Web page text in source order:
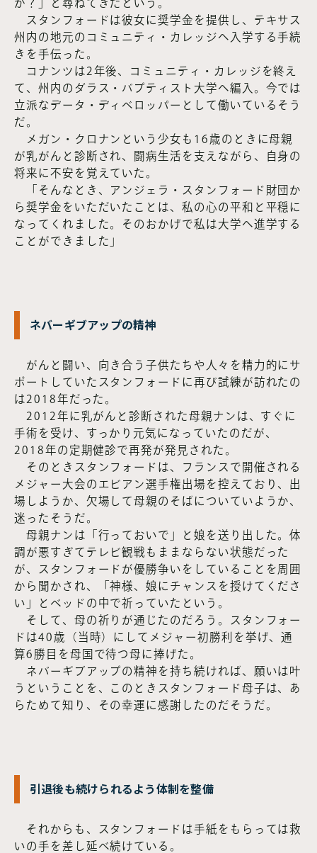
か？」と尋ねてきたという。
スタンフォードは彼女に奨学金を提供し、テキサス
州内の地元のコミュニティ・カレッジへ入学する手続
きを手伝った。
コナンツは2年後、コミュニティ・カレッジを終え
て、州内のダラス・バプティスト大学へ編入。今では
立派なデータ・ディベロッパーとして働いているそう
だ。
メガン・クロナンという少女も16歳のときに母親
が乳がんと診断され、闘病生活を支えながら、自身の
将来に不安を覚えていた。
「そんなとき、アンジェラ・スタンフォード財団か
ら奨学金をいただいたことは、私の心の平和と平穏に
なってくれました。そのおかげで私は大学へ進学する
ことができました」
ネバーギブアップの精神
がんと闘い、向き合う子供たちや人々を精力的にサ
ポートしていたスタンフォードに再び試練が訪れたの
は2018年だった。
2012年に乳がんと診断された母親ナンは、すぐに
手術を受け、すっかり元気になっていたのだが、
2018年の定期健診で再発が発見された。
そのときスタンフォードは、フランスで開催される
メジャー大会のエビアン選手権出場を控えており、出
場しようか、欠場して母親のそばについていようか、
迷ったそうだ。
母親ナンは「行っておいで」と娘を送り出した。体
調が悪すぎてテレビ観戦もままならない状態だった
が、スタンフォードが優勝争いをしていることを周囲
から聞かされ、「神様、娘にチャンスを授けてくださ
い」とベッドの中で祈っていたという。
そして、母の祈りが通じたのだろう。スタンフォー
ドは40歳（当時）にしてメジャー初勝利を挙げ、通
算6勝目を母国で待つ母に捧げた。
ネバーギブアップの精神を持ち続ければ、願いは叶
うということを、このときスタンフォード母子は、あ
らためて知り、その幸運に感謝したのだそうだ。
引退後も続けられるよう体制を整備
それからも、スタンフォードは手紙をもらっては救
いの手を差し延べ続けている。